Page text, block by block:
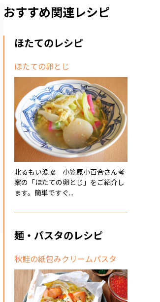
おすすめ関連レシピ
ほたてのレシピ
ほたての卵とじ
北るもい漁協 小笠原小百合さん考
案の「ほたての卵とじ」をご紹介し
ます。簡単ですぐ...
麺・パスタのレシピ
秋鮭の紙包みクリームパスタ